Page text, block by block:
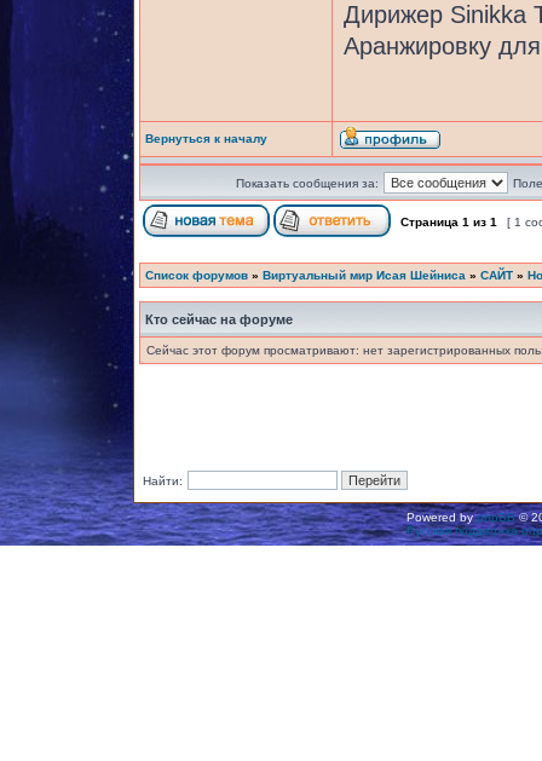
Дирижер Sinikka
Аранжировку
Вернуться к началу
Показать сообщения за:
Страница 1 из 1 [ 1
Список форумов » Виртуальный мир Исая Шейниса » САЙТ »
Кто сейчас на форуме
Сейчас этот форум просматривают: нет зарегистрированных
Найти:
Powered byphpBB©
Русская поддержка